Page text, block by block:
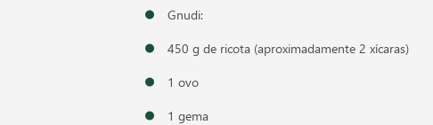
Gnudi:
450 g de ricota (aproximadamente 2 xícaras)
1 ovo
1 gema